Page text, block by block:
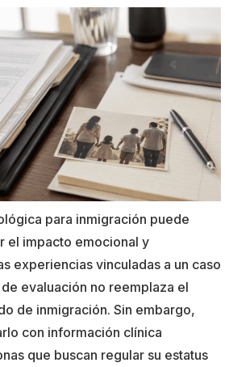
para inmigración puede
el impacto emocional y
experiencias vinculadas a un caso
evaluación no reemplaza el
de inmigración. Sin embargo,
con información clínica
que buscan regular su estatus